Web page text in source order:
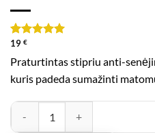
Įvertinimas:
(viso
įvertinimų:
1
19 €
Praturtintas stipriu anti-
kuris padeda sumažinti
produkto kiekis: Retinolio Tonikas